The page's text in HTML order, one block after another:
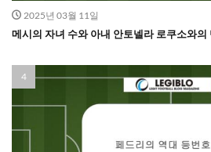
2025년 03월 11일
메시의 자녀 수와 아내 안토넬라 로쿠소와의